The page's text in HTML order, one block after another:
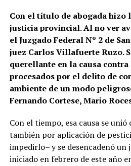
Con el título de abogada hizo
justicia provincial. Al no ver
el Juzgado Federal Nº 2 de
juez Carlos Villafuerte Ruzo.
querellante en la causa
procesados por el delito de
ambiente de un modo
Fernando Cortese, Mario
Con el tiempo, esa causa se
también por aplicación de
impedirlo– y se desencadenó un
iniciado en febrero de este año